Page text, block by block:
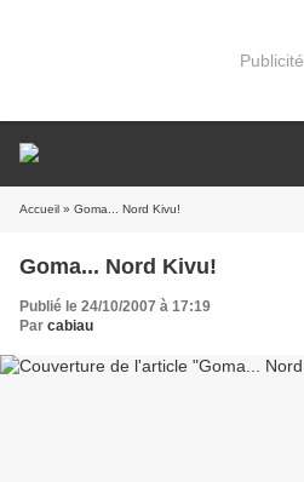
Publicité
Accueil » Goma... Nord Kivu!
Goma... Nord Kivu!
Publié le 24/10/2007 à 17:19
Par cabiau